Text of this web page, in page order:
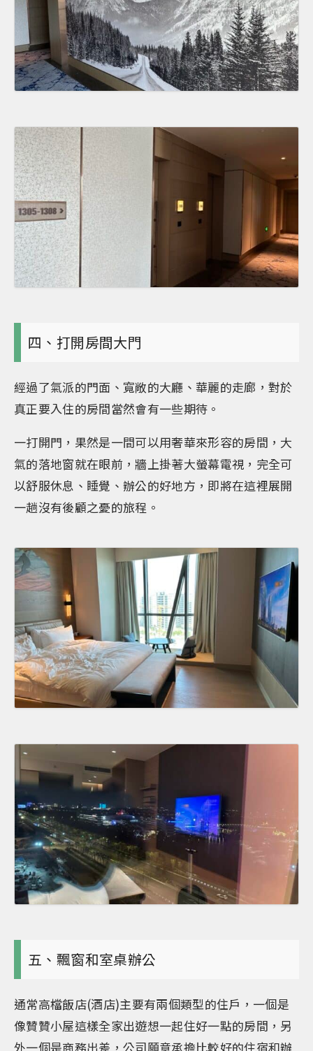
四、打開房間大門
經過了氣派的門面、寬敞的大廳、華麗的走廊，對於
真正要入住的房間當然會有一些期待。
一打開門，果然是一間可以用奢華來形容的房間，大
氣的落地窗就在眼前，牆上掛著大螢幕電視，完全可
以舒服休息、睡覺、辦公的好地方，即將在這裡展開
一趟沒有後顧之憂的旅程。
五、飄窗和室桌辦公
通常高檔飯店(酒店)主要有兩個類型的住戶，一個是
像贊贊小屋這樣全家出遊想一起住好一點的房間，另
外一個是商務出差，公司願意承擔比較好的住宿和辦